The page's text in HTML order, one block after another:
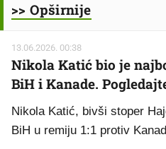
>> Opširnije
13.06.2026. 00:38
Nikola Katić bio je
BiH i Kanade.
Nikola Katić, bivši stoper
BiH u remiju 1:1 protiv